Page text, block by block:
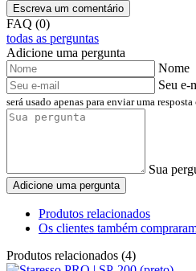
Escreva um comentário
FAQ (0)
todas as perguntas
Adicione uma pergunta
Nome
Seu e-
será usado apenas para enviar uma
Sua
Adicione uma pergunta
Produtos relacionados
Os clientes também
Produtos relacionados (4)